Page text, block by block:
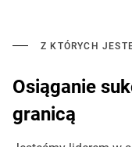
Z KTÓRYCH
Osiąganie
granicą